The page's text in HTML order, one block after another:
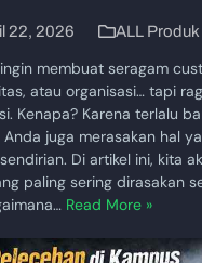
22, 2026 ALL Produk
membuat seragam
atau organisasi… tapi
Kenapa? Karena terlalu
juga merasakan hal
Di artikel ini, kita
paling sering dirasakan
Read More »